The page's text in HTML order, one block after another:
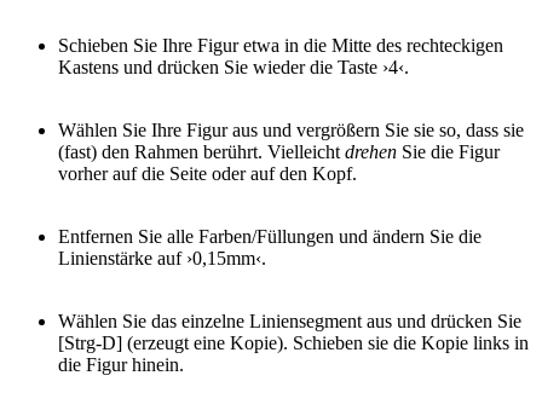
Schieben Sie Ihre Figur etwa in die Mitte des rechteckigen
Kastens und drücken Sie wieder die Taste ›4‹.
Wählen Sie Ihre Figur aus und vergrößern Sie sie so, dass sie
(fast) den Rahmen berührt. Vielleicht drehen Sie die Figur
vorher auf die Seite oder auf den Kopf.
Entfernen Sie alle Farben/Füllungen und ändern Sie die
Linienstärke auf ›0,15mm‹.
Wählen Sie das einzelne Liniensegment aus und drücken Sie
[Strg-D] (erzeugt eine Kopie). Schieben sie die Kopie links in
die Figur hinein.